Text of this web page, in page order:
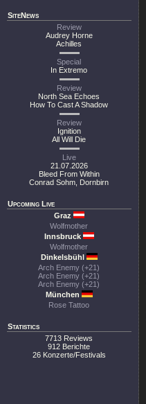
SiteNews
Review
Audrey Horne
Achilles
Special
In Extremo
Review
North Sea Echoes
How To Cast A Shadow
Review
Ignition
All Will Die
Live
21.07.2026
Bleed From Within
Conrad Sohm, Dornbirn
Upcoming Live
Graz
Wolfmother
Innsbruck
Wolfmother
Dinkelsbühl
Arch Enemy (+21)
Arch Enemy (+21)
Arch Enemy (+21)
München
Rose Tattoo
Statistics
7713 Reviews
912 Berichte
26 Konzerte/Festivals